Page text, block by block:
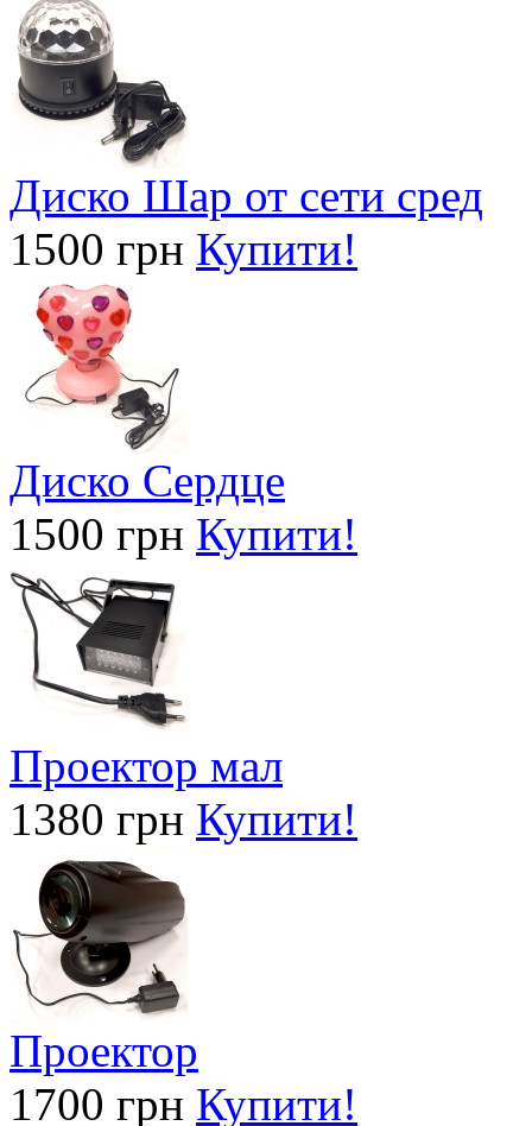
Диско Шар от сети сред
1500 грн Купити!
Диско Сердце
1500 грн Купити!
Проектор мал
1380 грн Купити!
Проектор
1700 грн Купити!